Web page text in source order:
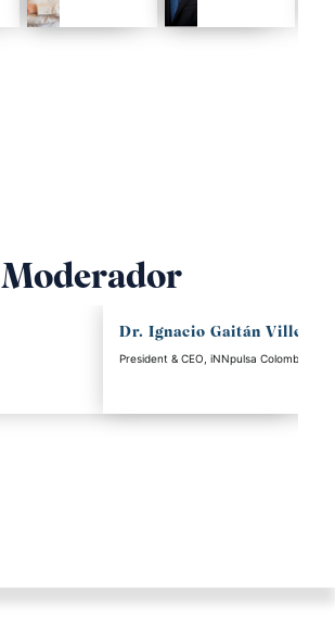
Sandoval
Moderador
Dr. Ignacio Gaitán Villegas
President & CEO, iNNpulsa Colombia